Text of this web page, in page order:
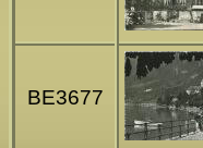
BE3677